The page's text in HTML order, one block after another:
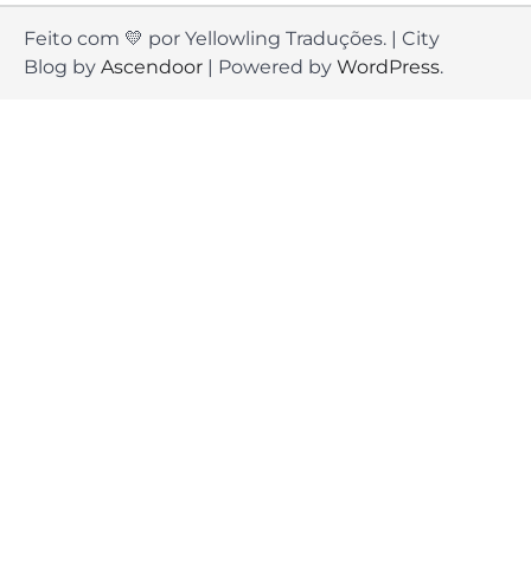
Feito com 💛 por Yellowling Traduções. | City
Blog by Ascendoor | Powered by WordPress.